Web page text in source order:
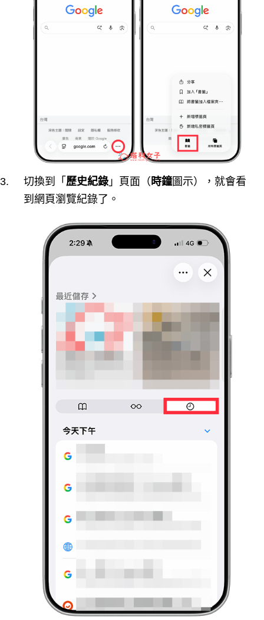
切換到「 歷史紀錄 」頁面（ 時鐘圖示），就會看
到網頁瀏覽紀錄了。